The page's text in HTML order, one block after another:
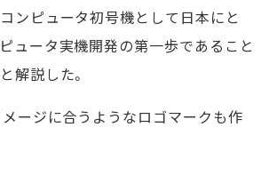
ンピュータ初号機として日本にと
ュータ実機開発の第一歩であること
解説した。
メージに合うようなロゴマークも作